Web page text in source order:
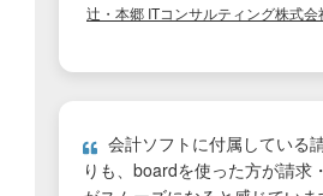
辻・本郷 ITコンサルティング株式会
会計ソフトに付属している
りも、boardを使った方が請求